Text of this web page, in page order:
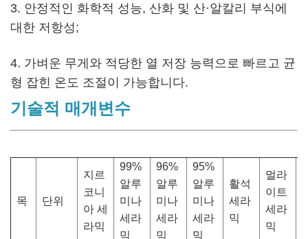
3. 안정적인 화학적 성능, 산화 및 산·알칼리 부식에
대한 저항성;
4. 가벼운 무게와 적당한 열 저장 능력으로 빠르고 균
형 잡힌 온도 조절이 가능합니다.
기술적 매개변수
목 단위
지르
코니
아 세
라믹
99%
알루
미나
세라
믹
96%
알루
미나
세라
믹
95%
알루
미나
세라
믹
활석
세라
믹
멀라
이트
세라
믹